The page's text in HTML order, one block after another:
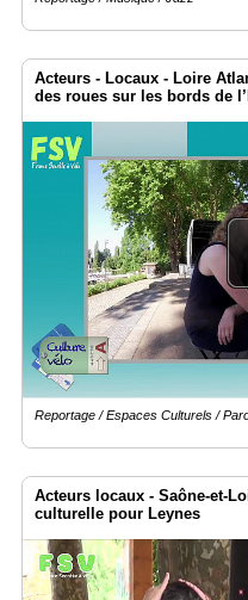
Acteurs - Locaux - Loire
des roues sur les bords de
Reportage / Espaces Culturels /
Acteurs locaux - Saône-et-
culturelle pour Leynes